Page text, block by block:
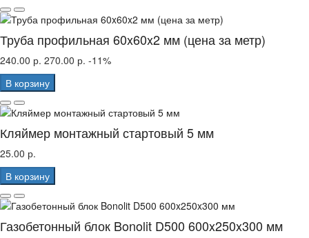
Труба профильная 60x60x2 мм (цена за метр)
240.00 р. 270.00 р. -11%
В корзину
Кляймер монтажный стартовый 5 мм
25.00 р.
В корзину
Газобетонный блок Bonolit D500 600x250x300 мм